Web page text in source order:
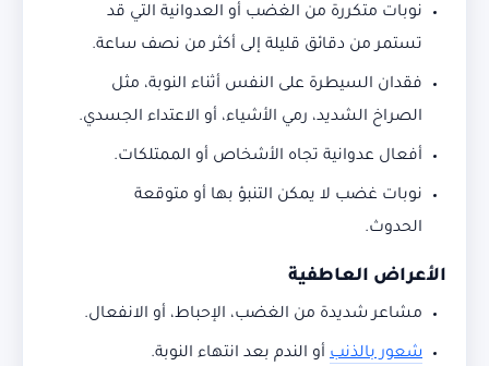
نوبات متكررة من الغضب أو العدوانية التي قد
تستمر من دقائق قليلة إلى أكثر من نصف ساعة.
فقدان السيطرة على النفس أثناء النوبة، مثل
الصراخ الشديد، رمي الأشياء، أو الاعتداء الجسدي.
أفعال عدوانية تجاه الأشخاص أو الممتلكات.
نوبات غضب لا يمكن التنبؤ بها أو متوقعة
الحدوث.
الأعراض العاطفية
مشاعر شديدة من الغضب، الإحباط، أو الانفعال.
شعور بالذنب أو الندم بعد انتهاء النوبة.